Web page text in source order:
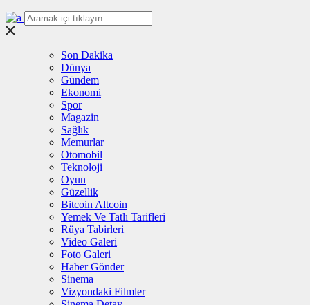
Son Dakika
Dünya
Gündem
Ekonomi
Spor
Magazin
Sağlık
Memurlar
Otomobil
Teknoloji
Oyun
Güzellik
Bitcoin Altcoin
Yemek Ve Tatlı Tarifleri
Rüya Tabirleri
Video Galeri
Foto Galeri
Haber Gönder
Sinema
Vizyondaki Filmler